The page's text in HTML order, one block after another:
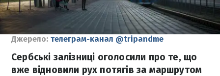
Джерело: телеграм-канал @tripandme
Сербські залізниці оголосили про те, що
вже відновили рух потягів за маршрутом